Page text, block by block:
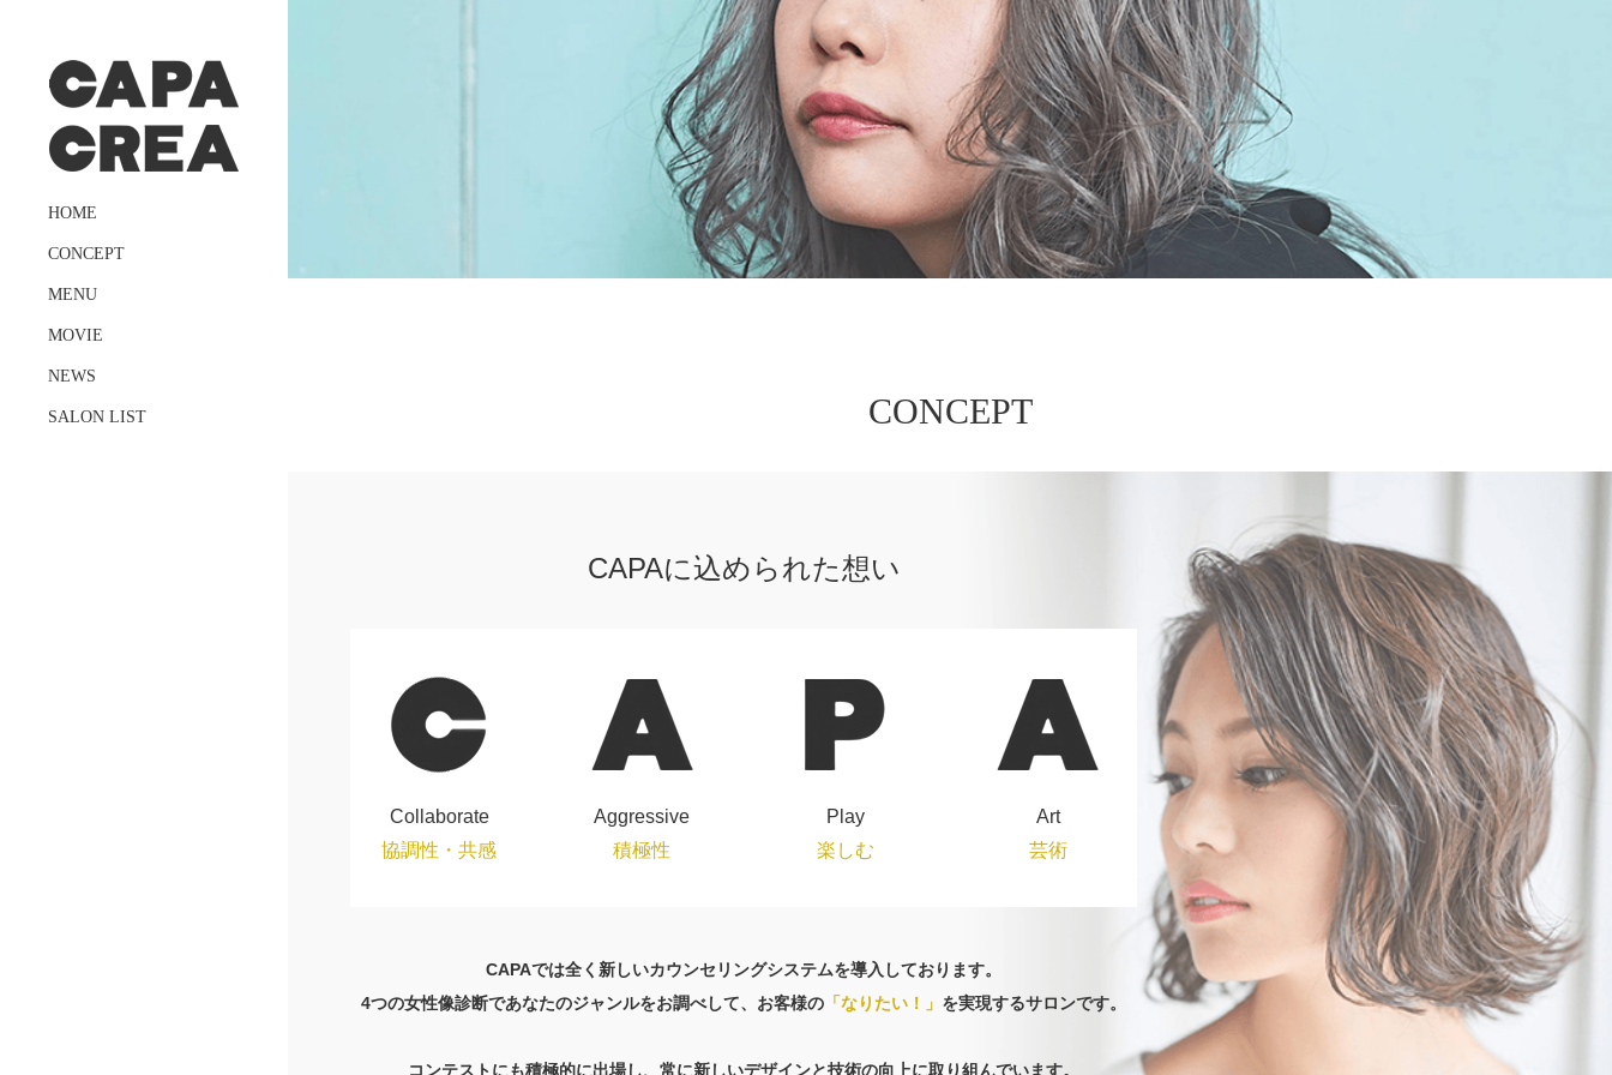
HOME
CONCEPT
MENU
MOVIE
NEWS
SALON LIST CONCEPT
CAPAに込められた想い
Collaborate
協調性・共感
Aggressive
積極性
Play
楽しむ
Art
芸術
CAPAでは全く新しいカウンセリングシステムを導入しております。
4つの女性像診断であなたのジャンルをお調べして、お客様の 「なりたい！」 を実現するサロンです。
コンテストにも積極的に出場し、常に新しいデザインと技術の向上に取り組んでいます。